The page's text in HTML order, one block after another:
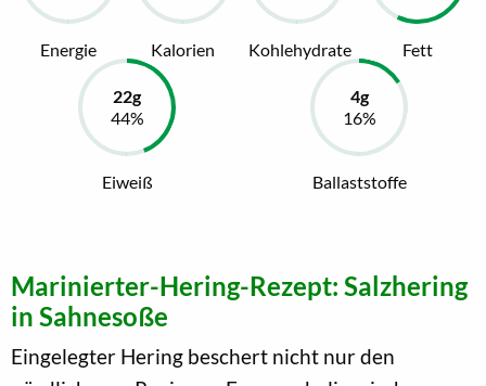
Energie Kalorien Kohlehydrate Fett
Eiweiß Ballaststoffe
Marinierter-Hering-Rezept: Salzhering
in Sahnesoße
Eingelegter Hering beschert nicht nur den